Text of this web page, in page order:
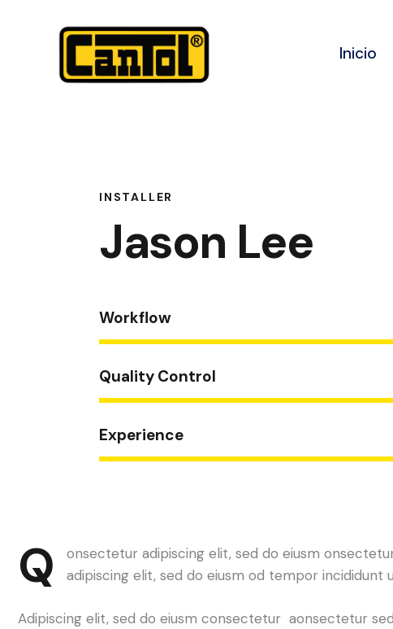
Inicio
INSTALLER
Jason Lee
Workflow
Quality Control
Experience
Q
onsectetur adipiscing elit, sed do eiusm
adipiscing elit, sed do eiusm od tempor incididunt
Adipiscing elit, sed do eiusm consectetur aonsectetur